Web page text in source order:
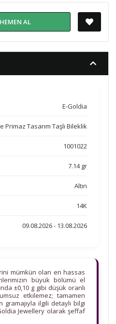
HEMEN AL
E-Goldia
Primaz Tasarım Taşlı Bileklik
1001022
7.14 gr
Altın
14K
09.08.2026 - 13.08.2026
mümkün olan en hassas
büyük bölümü el
±0,10 g gibi düşük oranlı
etkilemez; tamamen
gramajıyla ilgili detaylı bilgi
Jewellery olarak şeffaf